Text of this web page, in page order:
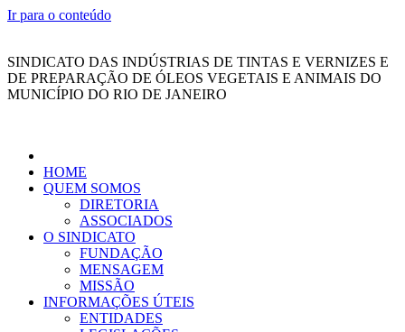
Ir para o conteúdo
SINDICATO DAS INDÚSTRIAS DE TINTAS E VERNIZES E
DE PREPARAÇÃO DE ÓLEOS VEGETAIS E ANIMAIS DO
MUNICÍPIO DO RIO DE JANEIRO
HOME
QUEM SOMOS
DIRETORIA
ASSOCIADOS
O SINDICATO
FUNDAÇÃO
MENSAGEM
MISSÃO
INFORMAÇÕES ÚTEIS
ENTIDADES